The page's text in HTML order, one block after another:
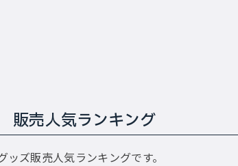
販売人気ランキング
ズ販売人気ランキングです。